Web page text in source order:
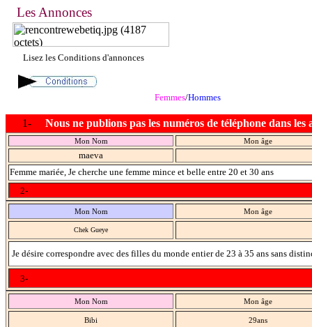
Les Annonces
Lisez les Conditions d'annonces
Femmes/Hommes
1- Nous ne publions pas les numéros de téléphone dans les
Mon Nom Mon âge
maeva
Femme mariée, Je cherche une femme mince et belle entre 20 et 30 ans
2-
Mon Nom Mon âge
Chek Gueye
Je désire correspondre avec des filles du monde entier de 23 à 35 ans sans
3-
Mon Nom Mon âge
Bibi 29ans